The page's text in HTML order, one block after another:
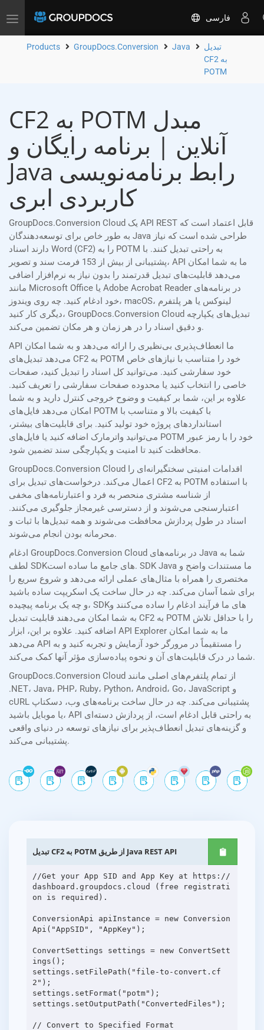
Toggle
فارسی
Products GroupDocs.Conversion Java
تبدیل
CF2 به
POTM
CF2 به POTM مبدل
آنلاین | برنامه رایگان و
Java رابط برنامه‌نویسی
کاربردی ابری
GroupDocs.Conversion Cloud یک API REST قابل اعتماد است که
به طور خاص برای توسعه‌دهندگان Java طراحی شده است که نیاز
دارند اسناد Word (CF2) را به POTM به راحتی تبدیل کنند. با
پشتیبانی از بیش از 153 فرمت سند و تصویر، API ما به شما امکان
می‌دهد قابلیت‌های تبدیل قدرتمند را بدون نیاز به نرم‌افزار اضافی
مانند Microsoft Office یا Adobe Acrobat Reader در برنامه‌های
خود ادغام کنید. چه روی ویندوز، macOS، لینوکس یا هر پلتفرم
دیگری کار کنید، GroupDocs.Conversion Cloud تبدیل‌های یکپارچه
و دقیق اسناد را در هر زمان و هر مکان تضمین می‌کند.
API ما انعطاف‌پذیری بی‌نظیری را ارائه می‌دهد و به شما امکان
می‌دهد تبدیل‌های CF2 به POTM خود را متناسب با نیازهای خاص
خود سفارشی کنید. می‌توانید کل اسناد را تبدیل کنید، صفحات
خاصی را انتخاب کنید یا محدوده صفحات سفارشی را تعریف کنید.
علاوه بر این، شما بر کیفیت و وضوح خروجی کنترل دارید و به شما
امکان می‌دهد فایل‌های POTM با کیفیت بالا و متناسب با
استانداردهای پروژه خود تولید کنید. برای قابلیت‌های بیشتر،
می‌توانید واترمارک اضافه کنید یا فایل‌های POTM خود را با رمز عبور
محافظت کنید تا امنیت و یکپارچگی سند تضمین شود.
GroupDocs.Conversion Cloud اقدامات امنیتی سختگیرانه‌ای را
اعمال می‌کند. درخواست‌های تبدیل برای CF2 به POTM با استفاده
از شناسه مشتری منحصر به فرد و اعتبارنامه‌های مخفی
اعتبارسنجی می‌شوند و از دسترسی غیرمجاز جلوگیری می‌کنند.
اسناد در طول پردازش محافظت می‌شوند و همه تبدیل‌ها با ثبات و
محرمانه بودن انجام می‌شوند.
ادغام GroupDocs.Conversion Cloud در برنامه‌های Java شما به
لطف SDKهای جامع ما ساده است. SDK Java ما مستندات واضح و
مختصری را همراه با مثال‌های عملی ارائه می‌دهد و شروع سریع را
برای شما آسان می‌کند. چه در حال ساخت یک اسکریپت ساده باشید
و چه یک برنامه پیچیده، SDKهای ما فرآیند ادغام را ساده می‌کنند و
به شما امکان می‌دهند قابلیت تبدیل CF2 به POTM را با حداقل تلاش
اضافه کنید. علاوه بر این، ابزار API Explorer ما به شما امکان
می‌دهد API را مستقیماً در مرورگر خود آزمایش و تجربه کنید و به
شما در درک قابلیت‌های آن و نحوه پیاده‌سازی مؤثر آنها کمک می‌کند.
GroupDocs.Conversion Cloud از تمام پلتفرم‌های اصلی مانند
.NET، Java، PHP، Ruby، Python، Android، Go، JavaScript و
cURL پشتیبانی می‌کند. چه در حال ساخت برنامه‌های وب، دسکتاپ
یا موبایل باشید، API به راحتی قابل ادغام است، از پردازش دسته‌ای
و گزینه‌های تبدیل انعطاف‌پذیر برای نیازهای توسعه در دنیای واقعی
پشتیبانی می‌کند.
تبدیل CF2 به POTM از طریق Java REST API
//Get your App SID and App Key at https://
dashboard.groupdocs.cloud (free registrati
on is required).
ConversionApi apiInstance = new Conversion
Api("AppSID", "AppKey");
ConvertSettings settings = new ConvertSett
ings();
settings.setFilePath("file-to-convert.cf
2");
settings.setFormat("potm");
settings.setOutputPath("ConvertedFiles");
// Convert to Specified Format